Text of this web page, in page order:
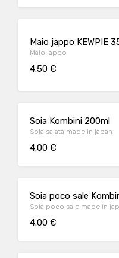
Maio jappo KEWPIE
Maio jappo
4.50 €
Soia Kombini 200ml
Soia salata made in japan
4.00 €
Soia poco sale
Soia poco sale made in
4.00 €